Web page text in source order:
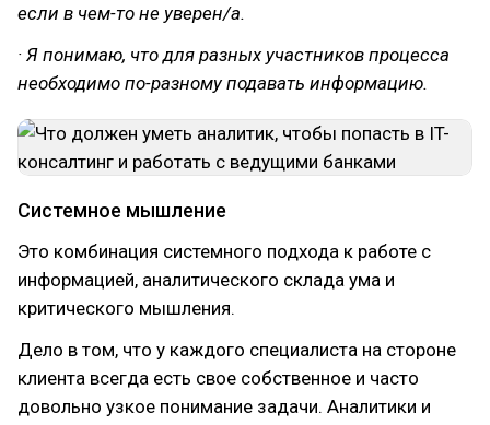
если в чем-то не уверен/а.
· Я понимаю, что для разных участников процесса
необходимо по-разному подавать информацию.
Системное мышление
Это комбинация системного подхода к работе с
информацией, аналитического склада ума и
критического мышления.
Дело в том, что у каждого специалиста на стороне
клиента всегда есть свое собственное и часто
довольно узкое понимание задачи. Аналитики и